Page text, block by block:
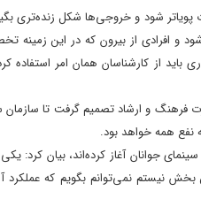
پویاتر شود و خروجی‌ها شکل
افرادی از بیرون که در این زمینه
کاری باید از کارشناسان همان امر
کرد: همانطور که ۱۰ سال پیش وزارت فرهنگ و
نفع همه خواهد بود.
جوانان آغاز کرده‌اند، بیان
بخش نیستم نمی‌توانم بگویم که